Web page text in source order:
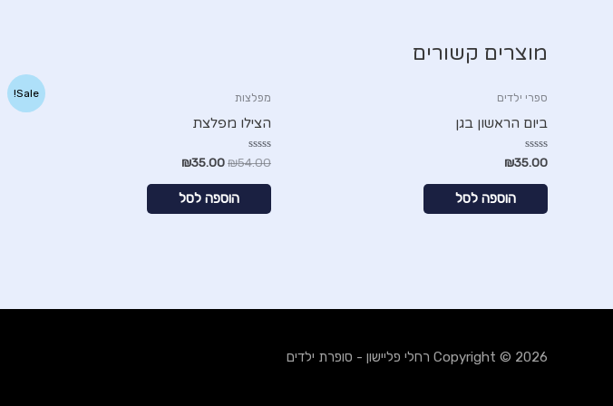
מוצרים קשורים
ספרי ילדים
ביום הראשון בגן
דורג
מתוך
₪35.00
הוספה לסל
Sale! מפלצות
הצילו מפלצת
דורג
מתוך
₪54.00
₪35.00
הוספה לסל
Copyright © 2026 רחלי פליישון - סופרת ילדים